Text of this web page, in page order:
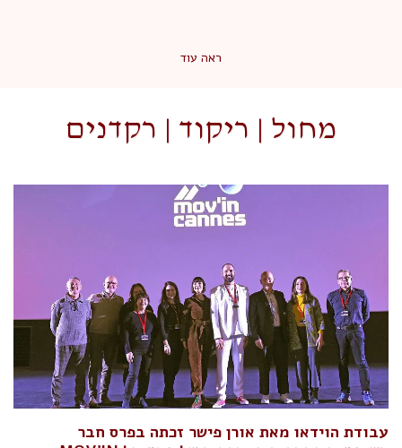
ראה עוד
מחול | ריקוד | רקדנים
עבודת הוידאו מאת אורן פישר זכתה בפרס חבר